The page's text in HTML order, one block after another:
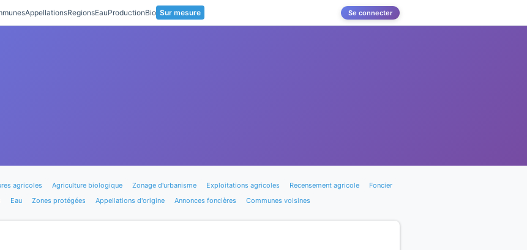
AppellationsRegionsEauProductionBio Sur mesure Se connecter
agricoles Agriculture biologique Zonage d'urbanisme Exploitations agricoles Recensement agricole
Foncier
Eau Zones protégées Appellations d'origine Annonces foncières Communes voisines